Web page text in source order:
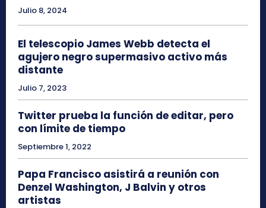
Julio 8, 2024
El telescopio James Webb detecta el
agujero negro supermasivo activo más
distante
Julio 7, 2023
Twitter prueba la función de editar, pero
con límite de tiempo
Septiembre 1, 2022
Papa Francisco asistirá a reunión con
Denzel Washington, J Balvin y otros
artistas